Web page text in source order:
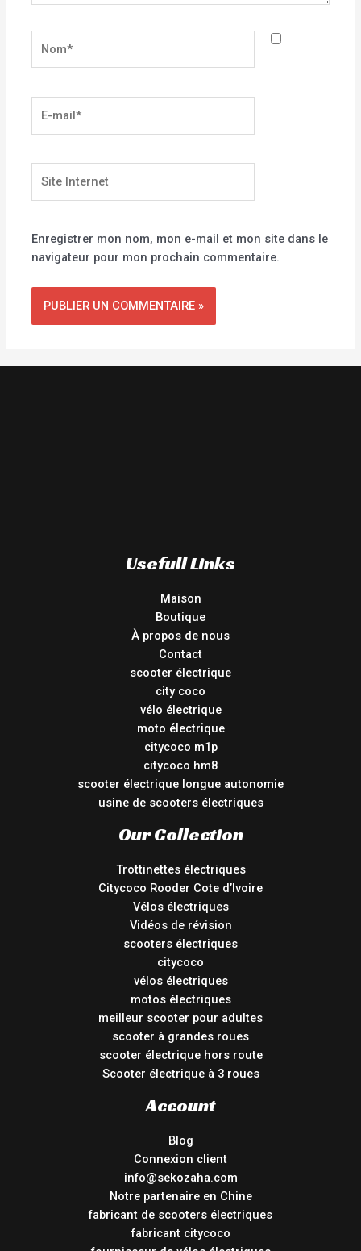
mail*
Internet
Enregistrer mon nom, mon e-mail et mon site dans le
navigateur pour mon prochain commentaire.
Usefull Links
Maison
Boutique
À propos de nous
Contact
scooter électrique
city coco
vélo électrique
moto électrique
citycoco m1p
citycoco hm8
scooter électrique longue autonomie
usine de scooters électriques
Our Collection
Trottinettes électriques
Citycoco Rooder Cote d’Ivoire
Vélos électriques
Vidéos de révision
scooters électriques
citycoco
vélos électriques
motos électriques
meilleur scooter pour adultes
scooter à grandes roues
scooter électrique hors route
Scooter électrique à 3 roues
Account
Blog
Connexion client
info@sekozaha.com
Notre partenaire en Chine
fabricant de scooters électriques
fabricant citycoco